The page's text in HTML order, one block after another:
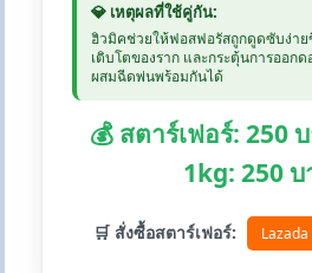
💎 เหตุผลที่ใช้คู่กัน:
ฮิวมิคช่วยให้ฟอสฟอรัสถูกดูดซับง่าย
เติบโตของราก และกระตุ้นการออก
ผสมฉีดพ่นพร้อมกันได้
💰 สตาร์เฟอร์: 250
1kg: 250
🛒 สั่งซื้อสตาร์เฟอร์: Lazada